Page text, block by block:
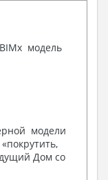
данными
отопления
данные
сетей
BIMx модель
модели
Дом со